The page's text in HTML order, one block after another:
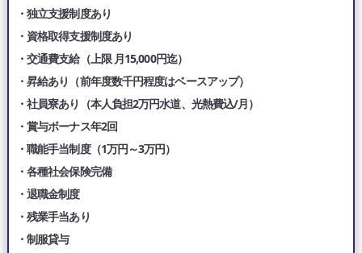
・独立支援制度あり
・資格取得支援制度あり
・交通費支給（上限 月15,000円迄）
・昇給あり（前年度数千円程度はベースアップ）
・社員寮あり（本人負担2万円水道、光熱費込/月）
・賞与ボーナス年2回
・職能手当制度（1万円～3万円）
・各種社会保険完備
・退職金制度
・残業手当あり
・制服貸与